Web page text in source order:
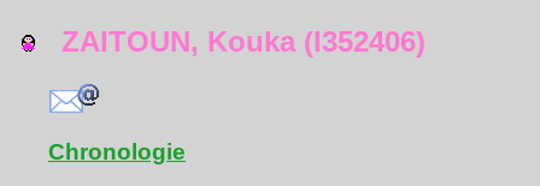
ZAITOUN, Kouka (I352406)
Chronologie